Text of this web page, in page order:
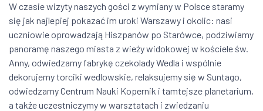
W czasie wizyty naszych gości z wymiany w Polsce staramy
się jak najlepiej pokazać im uroki Warszawy i okolic: nasi
uczniowie oprowadzają Hiszpanów po Starówce, podziwiamy
panoramę naszego miasta z wieży widokowej w kościele św.
Anny, odwiedzamy fabrykę czekolady Wedla i wspólnie
dekorujemy torciki wedlowskie, relaksujemy się w Suntago,
odwiedzamy Centrum Nauki Kopernik i tamtejsze planetarium,
a także uczestniczymy w warsztatach i zwiedzaniu